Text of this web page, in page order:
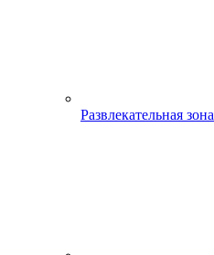
Развлекательная зона